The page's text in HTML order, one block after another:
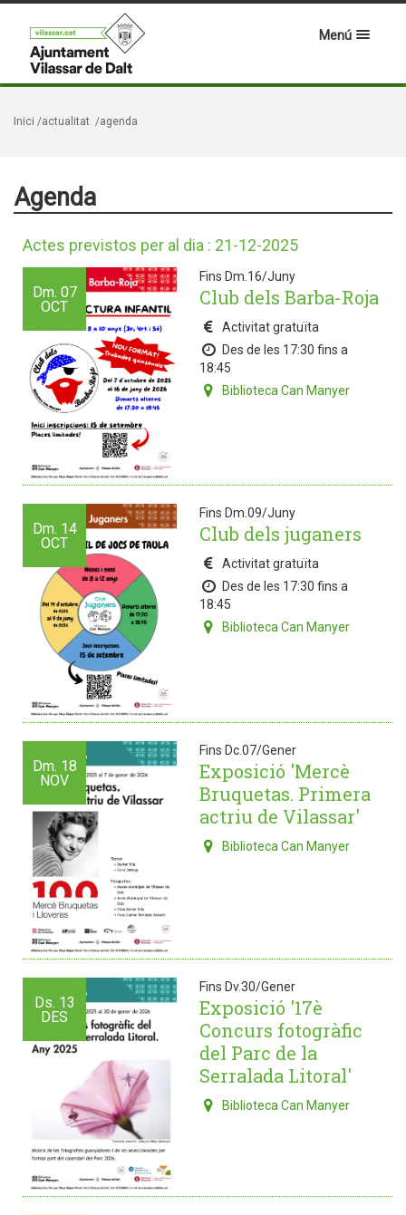
Menú
Inici /actualitat /agenda
Agenda
Actes previstos per al dia : 21-12-2025
Dm. 07
OCT
Fins Dm.16/Juny
Club dels Barba-Roja
Activitat gratuïta
Des de les 17:30 fins a
18:45
Biblioteca Can Manyer
Dm. 14
OCT
Fins Dm.09/Juny
Club dels juganers
Activitat gratuïta
Des de les 17:30 fins a
18:45
Biblioteca Can Manyer
Dm. 18
NOV
Fins Dc.07/Gener
Exposició 'Mercè
Bruquetas. Primera
actriu de Vilassar'
Biblioteca Can Manyer
Ds. 13
DES
Fins Dv.30/Gener
Exposició '17è
Concurs fotogràfic
del Parc de la
Serralada Litoral'
Biblioteca Can Manyer